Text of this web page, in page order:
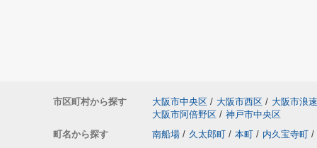
市区町村から探す 大阪市中央区 / 大阪市西区 / 大阪市浪
大阪市阿倍野区 / 神戸市中央区
町名から探す
南船場 / 久太郎町 / 本町 / 内久宝寺町 /